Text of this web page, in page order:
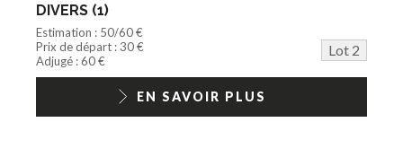
DIVERS (1)
Estimation : 50/60 €
Prix de départ : 30 €
Lot 2
Adjugé : 60 €
EN SAVOIR PLUS